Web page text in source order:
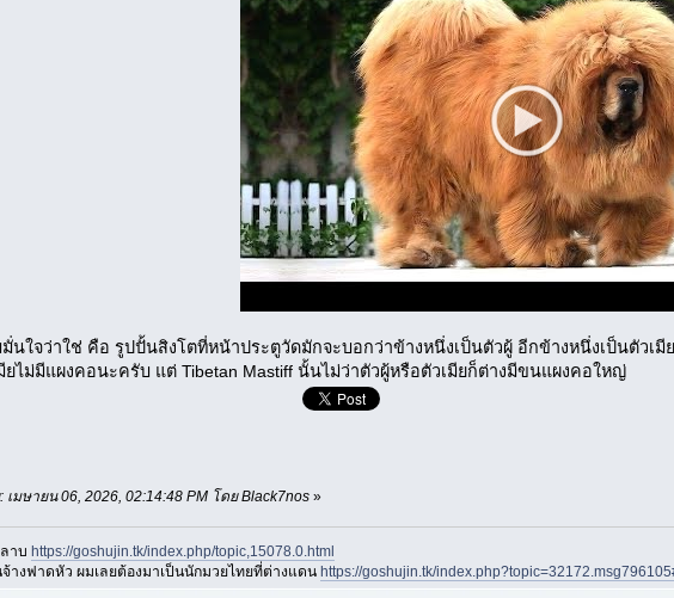
มั่นใจว่าใช่ คือ รูปปั้นสิงโตที่หน้าประตูวัดมักจะบอกว่าข้างหนึ่งเป็นตัวผู้ อีกข้างหนึ่งเป็นตัวเมี
ยไม่มีแผงคอนะครับ แต่ Tibetan Mastiff นั้นไม่ว่าตัวผู้หรือตัวเมียก็ต่างมีขนแผงคอใหญ่
มษายน 06, 2026, 02:14:48 PM โดย Black7nos »
ลาบhttps://goshujin.tk/index.php/topic,15078.0.html
จ้างฟาดหัว ผมเลยต้องมาเป็นนักมวยไทยที่ต่างแดนhttps://goshujin.tk/